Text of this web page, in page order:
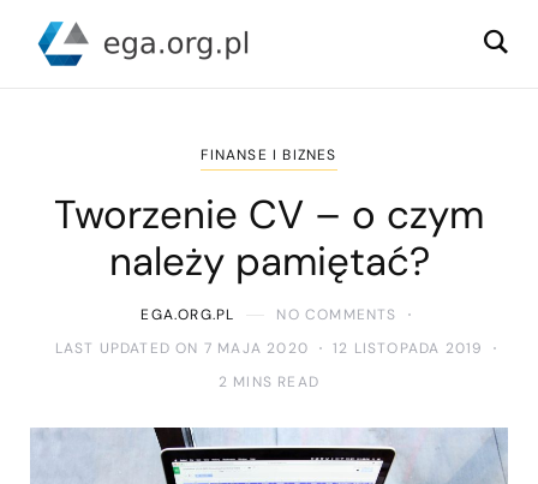
FINANSE I BIZNES
Tworzenie CV – o czym
należy pamiętać?
EGA.ORG.PL
NO COMMENTS
LAST UPDATED ON 7 MAJA 2020
12 LISTOPADA 2019
2 MINS READ